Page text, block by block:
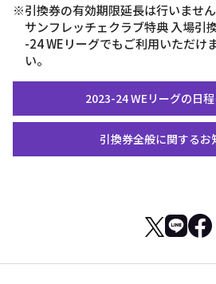
※引換券の有効期限延長は行いません
サンフレッチェクラブ特典 入場引
-24 WEリーグでもご利用いただけ
い。
2023-24 WEリーグの日
引換券全般に関するお